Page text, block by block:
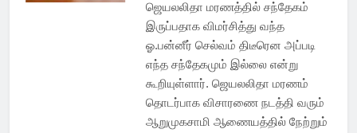
ஜெயலலிதா மரணத்தில் சந்தேகம்
இருப்பதாக விமர்சித்து வந்த
ஓ.பன்னீர் செல்வம் திடீரென அப்படி
எந்த சந்தேகமும் இல்லை என்று
கூறியுள்ளார். ஜெயலலிதா மரணம்
தொடர்பாக விசாரணை நடத்தி வரும்
ஆறுமுகசாமி ஆணையத்தில் நேற்றும்